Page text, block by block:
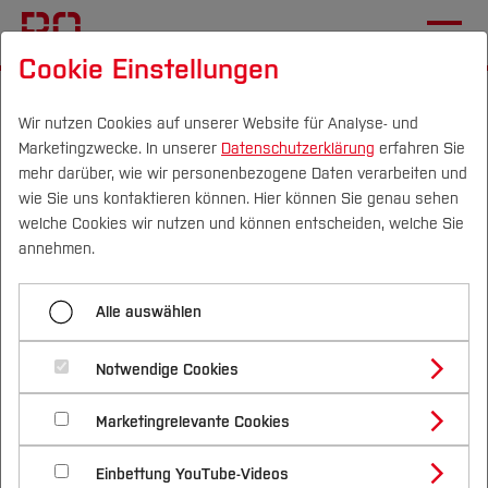
Campus Personen DE|EN Quicklinks
Studium
Studienangebote
Bachelorstudiengänge
Masterstudiengänge
Vor dem Studium
Bewerben & Einschreiben
Bewerbungsportal
Im Studium
Studienbüros und Prüfungen
Nach dem Studium
Forschung & Transfer
Profil
Forschungs- und Transferprofil
Schwerpunkte (FuT)
Beratung & Förderung
Nachhaltigkeit
Nachhaltigkeit studieren
International
Karrierewege
Start
Menü aufklappen
Karrierestart
Studienabschluss
Weiterbildung
Starthilfe Aufenthalt
Karrierewege für
internationale
Absolvent:innen
Cookie Einstellungen
Wir nutzen Cookies auf unserer Website für Analyse- und
Marketingzwecke. In unserer Datenschutzerklärung erfahren Sie
mehr darüber, wie wir personenbezogene Daten verarbeiten und
wie Sie uns kontaktieren können. Hier können Sie genau sehen
welche Cookies wir nutzen und können entscheiden, welche Sie
annehmen.
Alle auswählen
Notwendige Cookies
Marketingrelevante Cookies
Einbettung YouTube-Videos